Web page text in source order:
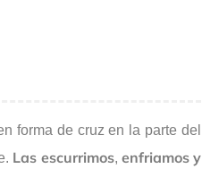
forma de cruz en la parte del
Las escurrimos, enfriamos y